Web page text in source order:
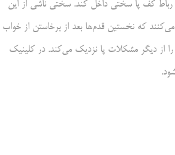
کف پا سختی داخل کند. سختی ناشی از این
که نخستین قدم‌ها بعد از برخاستن از خواب
از دیگر مشکلات پا نزدیک می‌کند. در کلینیک